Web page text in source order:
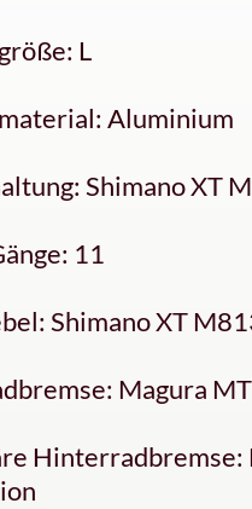
L
Aluminium
Shimano XT
11
Shimano XT
Magura
Hinterradbremse: